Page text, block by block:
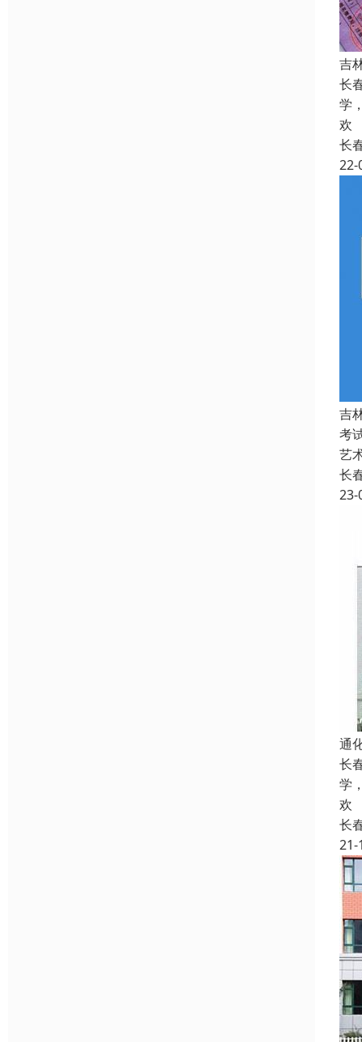
吉
长
学
欢
长
22-
吉
考
艺
长
23-
通
长
学
欢
长
21-